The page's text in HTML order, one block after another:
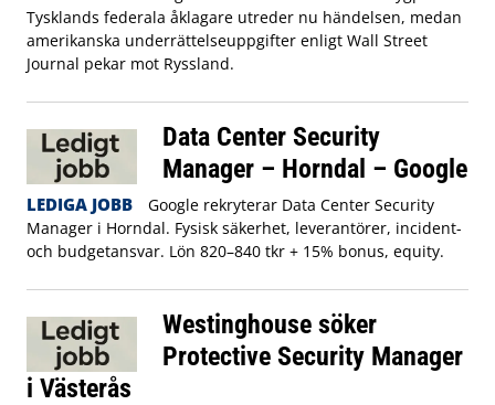
Tysklands federala åklagare utreder nu händelsen, medan
amerikanska underrättelseuppgifter enligt Wall Street
Journal pekar mot Ryssland.
Data Center Security
Manager – Horndal – Google
LEDIGA JOBB
Google rekryterar Data Center Security
Manager i Horndal. Fysisk säkerhet, leverantörer, incident-
och budgetansvar. Lön 820–840 tkr + 15% bonus, equity.
Westinghouse söker
Protective Security Manager
i Västerås